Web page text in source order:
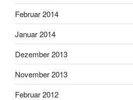
Februar 2014
Januar 2014
Dezember 2013
November 2013
Februar 2012